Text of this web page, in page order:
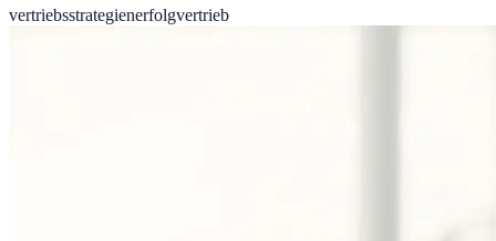
vertriebsstrategienerfolgvertrieb